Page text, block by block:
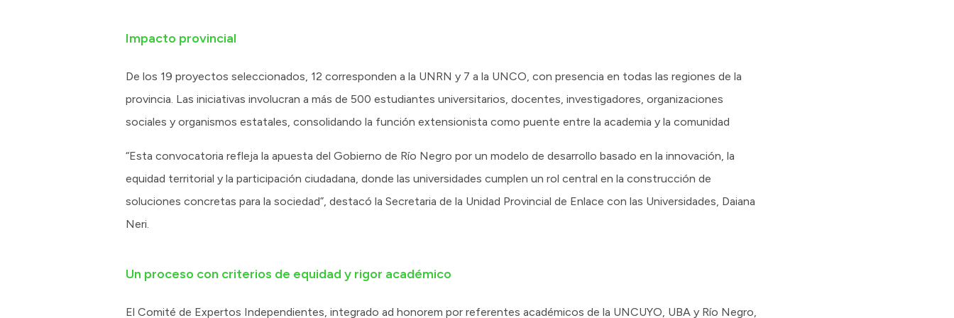
Impacto provincial
De los 19 proyectos seleccionados, 12 corresponden a la UNRN y 7 a la UNCO, con presencia en todas las regiones de la
provincia. Las iniciativas involucran a más de 500 estudiantes universitarios, docentes, investigadores, organizaciones
sociales y organismos estatales, consolidando la función extensionista como puente entre la academia y la comunidad
“Esta convocatoria refleja la apuesta del Gobierno de Río Negro por un modelo de desarrollo basado en la innovación, la
equidad territorial y la participación ciudadana, donde las universidades cumplen un rol central en la construcción de
soluciones concretas para la sociedad”, destacó la Secretaria de la Unidad Provincial de Enlace con las Universidades, Daiana
Neri.
Un proceso con criterios de equidad y rigor académico
El Comité de Expertos Independientes, integrado ad honorem por referentes académicos de la UNCUYO, UBA y Río Negro,